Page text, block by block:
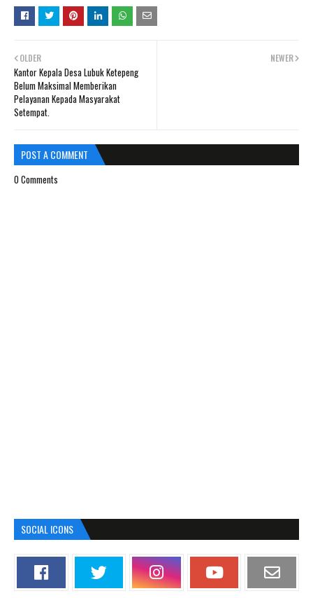
NEWER
OLDER
Kantor Kepala Desa Lubuk Ketepeng
Belum Maksimal Memberikan
Pelayanan Kepada Masyarakat
Setempat.
POST A COMMENT
0 Comments
SOCIAL ICONS